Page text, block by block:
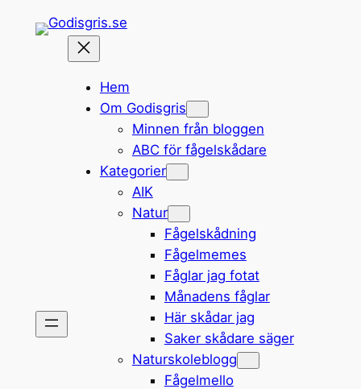
Hem
Om Godisgris
Minnen från bloggen
ABC för fågelskådare
Kategorier
AIK
Natur
Fågelskådning
Fågelmemes
Fåglar jag fotat
Månadens fåglar
Här skådar jag
Saker skådare säger
Naturskoleblogg
Fågelmello